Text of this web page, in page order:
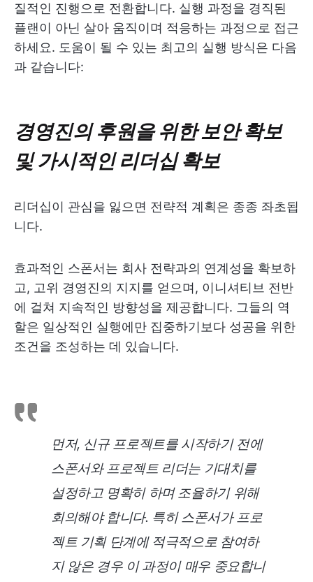
질적인 진행으로 전환합니다. 실행 과정을 경직된
플랜이 아닌 살아 움직이며 적응하는 과정으로 접근
하세요. 도움이 될 수 있는 최고의 실행 방식은 다음
과 같습니다:
경영진의 후원을 위한 보안 확보
및 가시적인 리더십 확보
리더십이 관심을 잃으면 전략적 계획은 종종 좌초됩
니다.
효과적인 스폰서는 회사 전략과의 연계성을 확보하
고, 고위 경영진의 지지를 얻으며, 이니셔티브 전반
에 걸쳐 지속적인 방향성을 제공합니다. 그들의 역
할은 일상적인 실행에만 집중하기보다 성공을 위한
조건을 조성하는 데 있습니다.
먼저, 신규 프로젝트를 시작하기 전에
스폰서와 프로젝트 리더는 기대치를
설정하고 명확히 하며 조율하기 위해
회의해야 합니다. 특히 스폰서가 프로
젝트 기획 단계에 적극적으로 참여하
지 않은 경우 이 과정이 매우 중요합니